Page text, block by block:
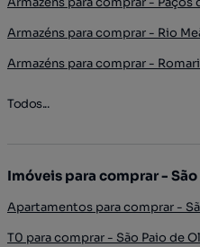
Armazéns para comprar - Rio
Armazéns para comprar -
Todos...
Imóveis para comprar -
Apartamentos para comprar -
T0 para comprar - São Paio de